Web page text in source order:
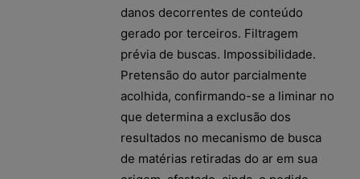
danos decorrentes de conteúdo
gerado por terceiros. Filtragem
prévia de buscas. Impossibilidade.
Pretensão do autor parcialmente
acolhida, confirmando-se a liminar no
que determina a exclusão dos
resultados no mecanismo de busca
de matérias retiradas do ar em sua